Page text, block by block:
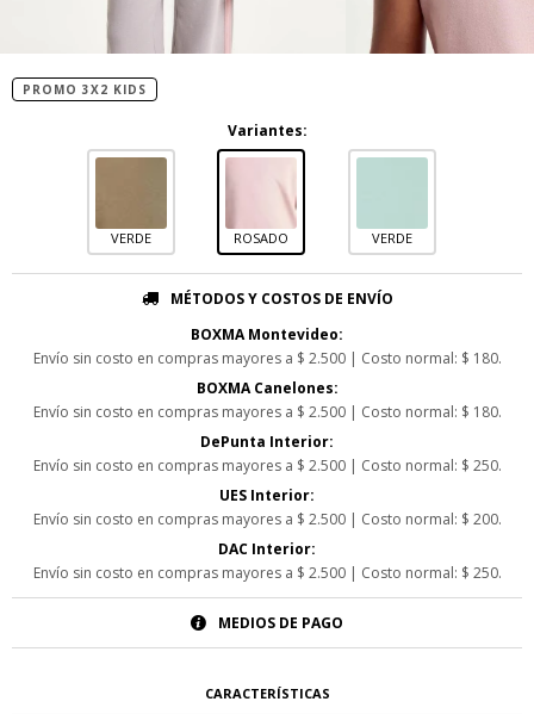
PROMO 3X2 KIDS
Variantes:
VERDE ROSADO VERDE
MÉTODOS Y COSTOS DE ENVÍO
BOXMA Montevideo:
Envío sin costo en compras mayores a $ 2.500 | Costo normal: $ 180.
BOXMA Canelones:
Envío sin costo en compras mayores a $ 2.500 | Costo normal: $ 180.
DePunta Interior:
Envío sin costo en compras mayores a $ 2.500 | Costo normal: $ 250.
UES Interior:
Envío sin costo en compras mayores a $ 2.500 | Costo normal: $ 200.
DAC Interior:
Envío sin costo en compras mayores a $ 2.500 | Costo normal: $ 250.
MEDIOS DE PAGO
CARACTERÍSTICAS